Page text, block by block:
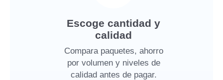
Escoge cantidad y
calidad
Compara paquetes, ahorro
por volumen y niveles de
calidad antes de pagar.